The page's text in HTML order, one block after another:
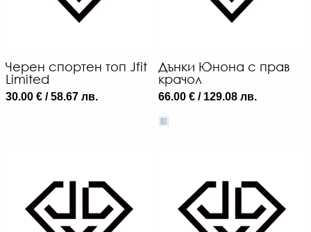
Черен спортен топ Jfit
Limited
30.00 € / 58.67 лв.
Дънки Юнона с прав
крачол
66.00 € / 129.08 лв.